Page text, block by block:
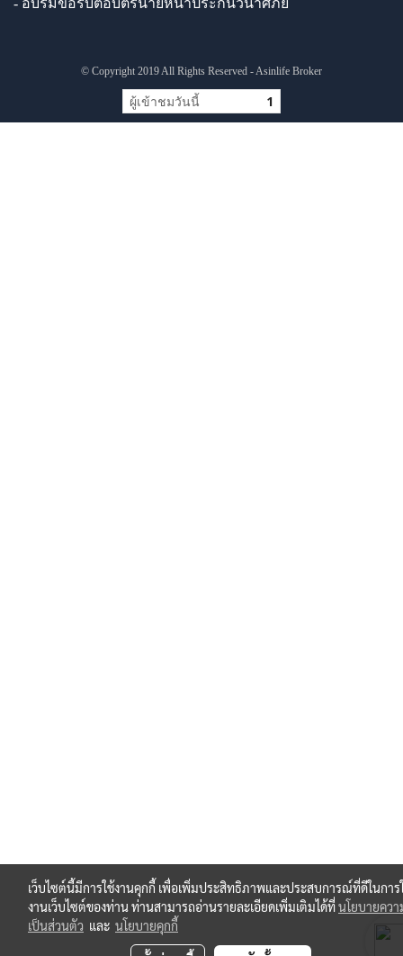
© Copyright 2019 All Rights Reserved - Asinlife Broker
ผู้เข้าชมวันนี้ 1
เว็บไซต์นี้มีการใช้งานคุกกี้ เพื่อเพิ่มประสิทธิภาพและประสบการณ์ที่ดีในการ
งานเว็บไซต์ของท่าน ท่านสามารถอ่านรายละเอียดเพิ่มเติมได้ที่นโยบายคว
เป็นส่วนตัว และ นโยบายคุกกี้